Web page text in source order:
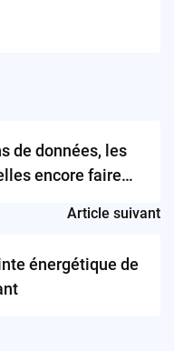
de données, les
encore faire
Article suivant
énergétique de